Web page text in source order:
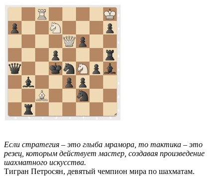
Если стратегия – это глыба мрамора, то тактика – это
резец, которым действует мастер, создавая произведение
шахматного искусства.
Тигран Петросян, девятый чемпион мира по шахматам.